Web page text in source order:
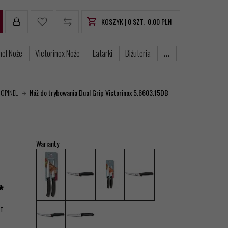
KOSZYK |0SZT. 0.00PLN
Noże Victorinox Noże Latarki Biżuteria ...
Nóż do trybowania Dual Grip Victorinox 5.6603.15DB
Warianty